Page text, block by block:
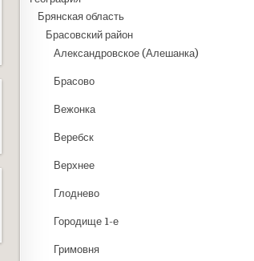
Брянская область
Брасовский район
Александровское (Алешанка)
Брасово
Вежонка
Веребск
Верхнее
Глоднево
Городище 1-е
Гримовня